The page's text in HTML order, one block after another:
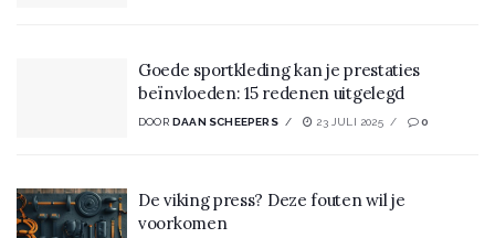
Goede sportkleding kan je prestaties
beïnvloeden: 15 redenen uitgelegd
DOOR DAAN SCHEEPERS 23 JULI 2025 0
De viking press? Deze fouten wil je
voorkomen